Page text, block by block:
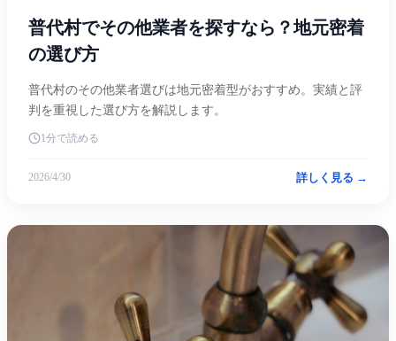
普代村でその他業者を探すなら？地元密着
の選び方
普代村のその他業者選びは地元密着型がおすすめ。実績と評
判を重視した選び方を解説します。
1分で読める
2026/4/30 詳しく見る →